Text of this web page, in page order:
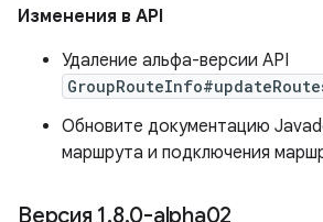
Изменения в API
Удаление альфа-версии API
Обновите документацию
маршрута и подключения
Версия 1.8.0-alpha02